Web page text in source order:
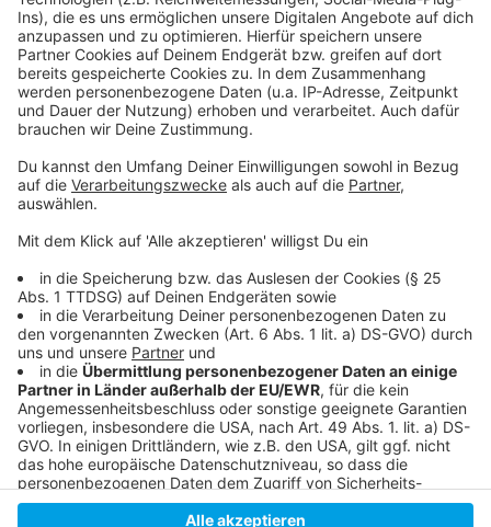
So berichtet die Stadt
Pressemeldung der Stadt zum Neubau des
Technischen Rathauses
So haben wir bereits berichtet
Hintergründe der Stadtwerke zum Neubau des
Technischen Rathauses
Anzeige
Anzeige